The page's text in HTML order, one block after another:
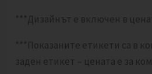
***Дизайнът е включен в
***Показаните етикети са в
заден етикет – цената е за